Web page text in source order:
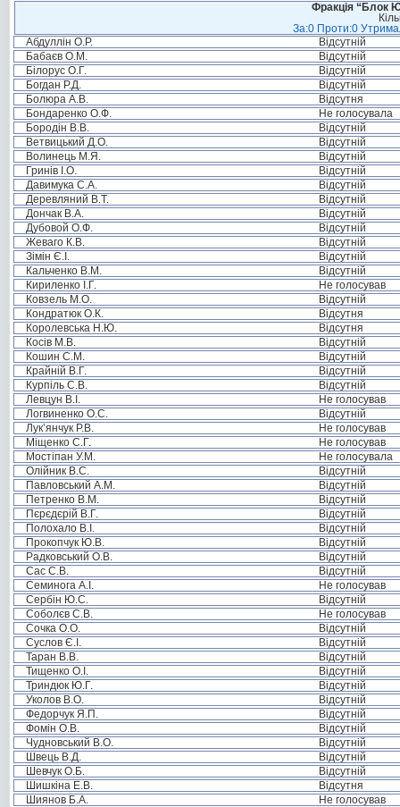
Фракція “Блок
За:0 Проти:0
Абдуллін О.Р.
Відсутній
Бабаєв О.М.
Відсутній
Білорус О.Г.
Відсутній
Богдан Р.Д.
Відсутній
Болюра А.В.
Відсутня
Бондаренко О.Ф.
Не голосувала
Бородін В.В.
Відсутній
Ветвицький Д.О.
Відсутній
Волинець М.Я.
Відсутній
Гринів І.О.
Відсутній
Давимука С.А.
Відсутній
Деревляний В.Т.
Відсутній
Дончак В.А.
Відсутній
Дубовой О.Ф.
Відсутній
Жеваго К.В.
Відсутній
Зімін Є.І.
Відсутній
Кальченко В.М.
Відсутній
Кириленко І.Г.
Не голосував
Ковзель М.О.
Відсутній
Кондратюк О.К.
Відсутня
Королевська Н.Ю.
Відсутня
Косів М.В.
Відсутній
Кошин С.М.
Відсутній
Крайній В.Г.
Відсутній
Курпіль С.В.
Відсутній
Левцун В.І.
Не голосував
Логвиненко О.С.
Відсутній
Лук’янчук Р.В.
Не голосував
Міщенко С.Г.
Не голосував
Мостіпан У.М.
Не голосувала
Олійник В.С.
Відсутній
Павловський А.М.
Відсутній
Петренко В.М.
Відсутній
Пєрєдєрій В.Г.
Відсутній
Полохало В.І.
Відсутній
Прокопчук Ю.В.
Відсутній
Радковський О.В.
Відсутній
Сас С.В.
Відсутній
Семинога А.І.
Не голосував
Сербін Ю.С.
Відсутній
Соболєв С.В.
Не голосував
Сочка О.О.
Відсутній
Суслов Є.І.
Відсутній
Таран В.В.
Відсутній
Тищенко О.І.
Відсутній
Триндюк Ю.Г.
Відсутній
Уколов В.О.
Відсутній
Федорчук Я.П.
Відсутній
Фомін О.В.
Відсутній
Чудновський В.О.
Відсутній
Швець В.Д.
Відсутній
Шевчук О.Б.
Відсутній
Шишкіна Е.В.
Відсутня
Шиянов Б.А.
Не голосував